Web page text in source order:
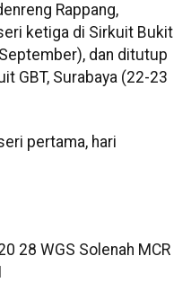
Rappang,
ketiga di Sirkuit Bukit
dan ditutup
GBT, Surabaya (22-23
pertama, hari
28 WGS Solenah MCR